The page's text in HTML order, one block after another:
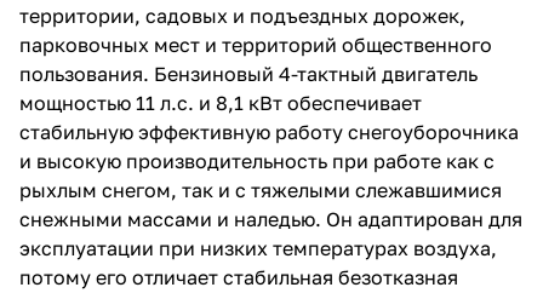
территории, садовых и подъездных дорожек,
парковочных мест и территорий общественного
пользования. Бензиновый 4-тактный двигатель
мощностью 11 л.с. и 8,1 кВт обеспечивает
стабильную эффективную работу снегоуборочника
и высокую производительность при работе как с
рыхлым снегом, так и с тяжелыми слежавшимися
снежными массами и наледью. Он адаптирован для
эксплуатации при низких температурах воздуха,
потому его отличает стабильная безотказная